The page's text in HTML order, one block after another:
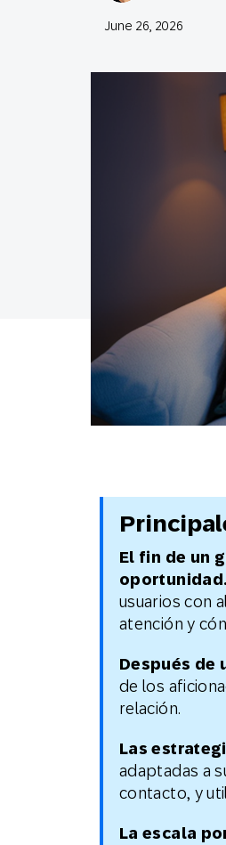
June 26, 2026
El fin de un
oportunidad.
usuarios con
atención y
Después de
de los
relación.
Las
adaptadas a
contacto, y
La escala